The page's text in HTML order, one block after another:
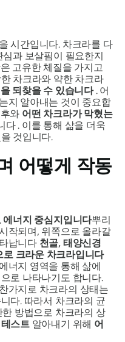
시간입니다. 차크라를 다
과 보살핌이 필요한지
고유한 체질을 가지고
차크라와 약한 차크라
되찾을 수 있습니다. 어
지 알아내는 것이 중요합
와 어떤 차크라가 막혔는
다 . 이를 통해 삶을 더욱
것입니다.
어떻게 작동
너지 중심지입니다뿌리
작되며, 위쪽으로 올라갈
납니다 천골, 태양신경
로 크라운 차크라입니다
너지 영역을 통해 삶에
로 나타나기도 합니다.
가지로 차크라의 상태는
다. 따라서 차크라의 균
방법으로 차크라의 상
스트알아내기 위해 어